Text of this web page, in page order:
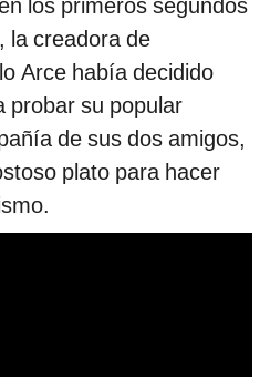
la creadora de
Arce había decidido
probar su popular
de sus dos amigos,
plato para hacer